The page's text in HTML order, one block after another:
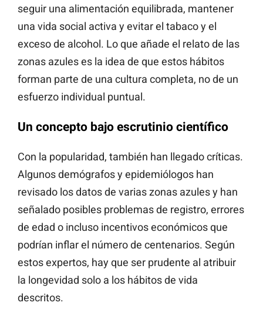
seguir una alimentación equilibrada, mantener
una vida social activa y evitar el tabaco y el
exceso de alcohol. Lo que añade el relato de las
zonas azules es la idea de que estos hábitos
forman parte de una cultura completa, no de un
esfuerzo individual puntual.
Un concepto bajo escrutinio científico
Con la popularidad, también han llegado críticas.
Algunos demógrafos y epidemiólogos han
revisado los datos de varias zonas azules y han
señalado posibles problemas de registro, errores
de edad o incluso incentivos económicos que
podrían inflar el número de centenarios. Según
estos expertos, hay que ser prudente al atribuir
la longevidad solo a los hábitos de vida
descritos.